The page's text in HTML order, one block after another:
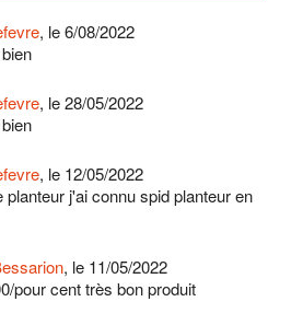
, le 6/08/2022
, le 28/05/2022
, le 12/05/2022
planteur j'ai connu spid planteur en
, le 11/05/2022
pour cent très bon produit